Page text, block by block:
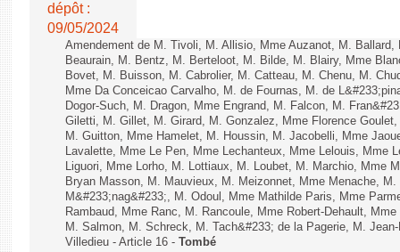
dépôt :
09/05/2024
Amendement de M. Tivoli, M. Allisio, Mme Auzanot, M.
Beaurain, M. Bentz, M. Berteloot, M. Bilde, M. Blairy, Mme
Bovet, M. Buisson, M. Cabrolier, M. Catteau, M. Chenu, M.
Mme Da Conceicao Carvalho, M. de Fournas, M. de
Dogor-Such, M. Dragon, Mme Engrand, M. Falcon, M.
Giletti, M. Gillet, M. Girard, M. Gonzalez, Mme Florence
M. Guitton, Mme Hamelet, M. Houssin, M. Jacobelli, Mme
Lavalette, Mme Le Pen, Mme Lechanteux, Mme Lelouis, Mme
Liguori, Mme Lorho, M. Lottiaux, M. Loubet, M. Marchio, Mme
Bryan Masson, M. Mauvieux, M. Meizonnet, Mme Menache,
M&#233;nag&#233;, M. Odoul, Mme Mathilde Paris, Mme
Rambaud, Mme Ranc, M. Rancoule, Mme Robert-Dehault,
M. Salmon, M. Schreck, M. Tach&#233; de la Pagerie, M.
Villedieu - Article 16 - Tombé